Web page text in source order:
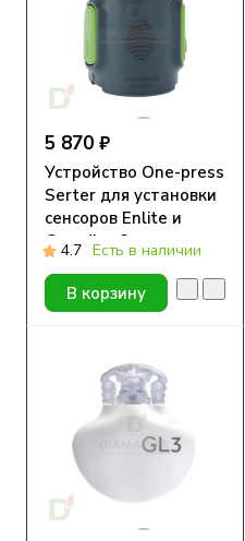
5 870 ₽
Устройство One-press
Serter для установки
сенсоров Enlite и
Guardian 3,
ММТ-7512, 1 шт.
4.7 Есть в наличии
В корзину